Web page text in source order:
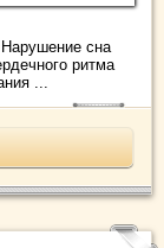
сна
ритма
...